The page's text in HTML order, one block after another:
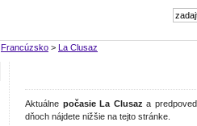
Francúzsko > La Clusaz
Aktuálne počasie La Clusaz a
dňoch nájdete nižšie na tejto stránke.